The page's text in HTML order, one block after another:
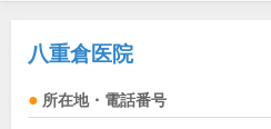
八重倉医院
所在地・電話番号